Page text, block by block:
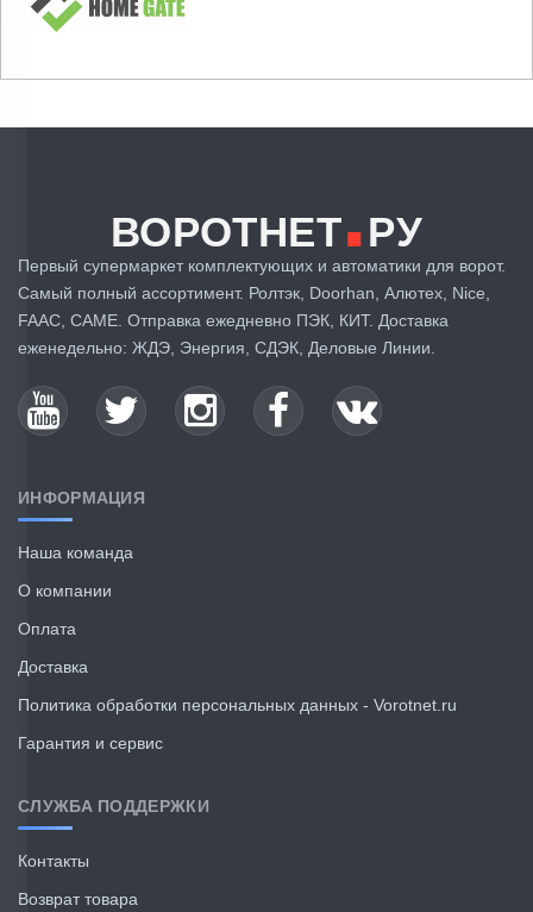
ВОРОТНЕТ.РУ
Первый супермаркет комплектующих и автоматики для ворот.
Самый полный ассортимент. Ролтэк, Doorhan, Алютех, Nice,
FAAC, CAME. Отправка ежедневно ПЭК, КИТ. Доставка
еженедельно: ЖДЭ, Энергия, СДЭК, Деловые Линии.
ИНФОРМАЦИЯ
Наша команда
О компании
Оплата
Доставка
Политика обработки персональных данных - Vorotnet.ru
Гарантия и сервис
СЛУЖБА ПОДДЕРЖКИ
Контакты
Возврат товара